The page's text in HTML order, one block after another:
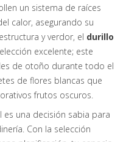
un sistema de raíces
calor, asegurando su
y verdor, el durillo
excelente; este
de otoño durante todo el
de flores blancas que
frutos oscuros.
una decisión sabia para
Con la selección